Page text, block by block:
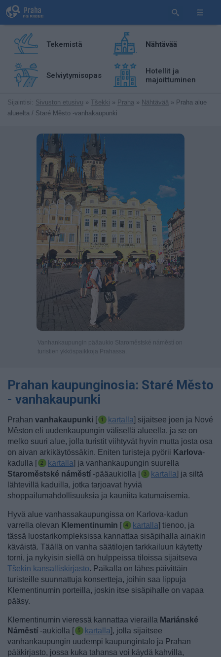
Tekemistä Nähtävää
Selviytymisopas
Hotellit ja
majoittuminen
Sijaintisi: Sivuston etusivu » Tšekki » Praha » Nähtävää » Praha alue
alueelta / Staré Město -vanhakaupunki
Vanhankaupungin pääaukio Staroměstské náměstí on
turistien ykköspaikkoja Prahassa.
Prahan kaupunginosia: Staré Město
- vanhakaupunki
Prahan vanhakaupunki [ kartalla] sijaitsee joen ja Nové
Měston eli uudenkaupungin välisellä alueella, ja se on
melko suuri alue, jolla turistit viihtyvät hyvin mutta josta osa
on aivan arkikäytössäkin. Eniten turisteja pyörii Karlova-
kadulla [
kartalla] ja vanhankaupungin suurella
Staroměstské náměstí -pääaukiolla [ kartalla] ja siltä
lähtevillä kaduilla, jotka tarjoavat hyviä
shoppailumahdollisuuksia ja kauniita katumaisemia.
Hyvä alue vanhassakaupungissa on Karlova-kadun
varrella olevan Klementinumin [ kartalla] tienoo, ja
tässä luostarikompleksissa kannattaa sisäpihalla ainakin
käväistä. Täällä on vanha säätilojen tarkkailuun käytetty
torni, ja nykyisin siellä on hulppeissa tiloissa sijaitseva
Tšekin kansalliskirjasto. Paikalla on lähes päivittäin
turisteille suunnattuja konsertteja, joihin saa lippuja
Klementinumin porteilla, joskin itse sisäpihalle on vapaa
pääsy.
Klementinumin vieressä kannattaa vierailla Mariánské
Náměstí -aukiolla [ kartalla], jolla sijaitsee
vanhankaupungin uudempi kaupungintalo ja Prahan
pääkirjasto, jossa kuka tahansa voi käydä kahvilla,